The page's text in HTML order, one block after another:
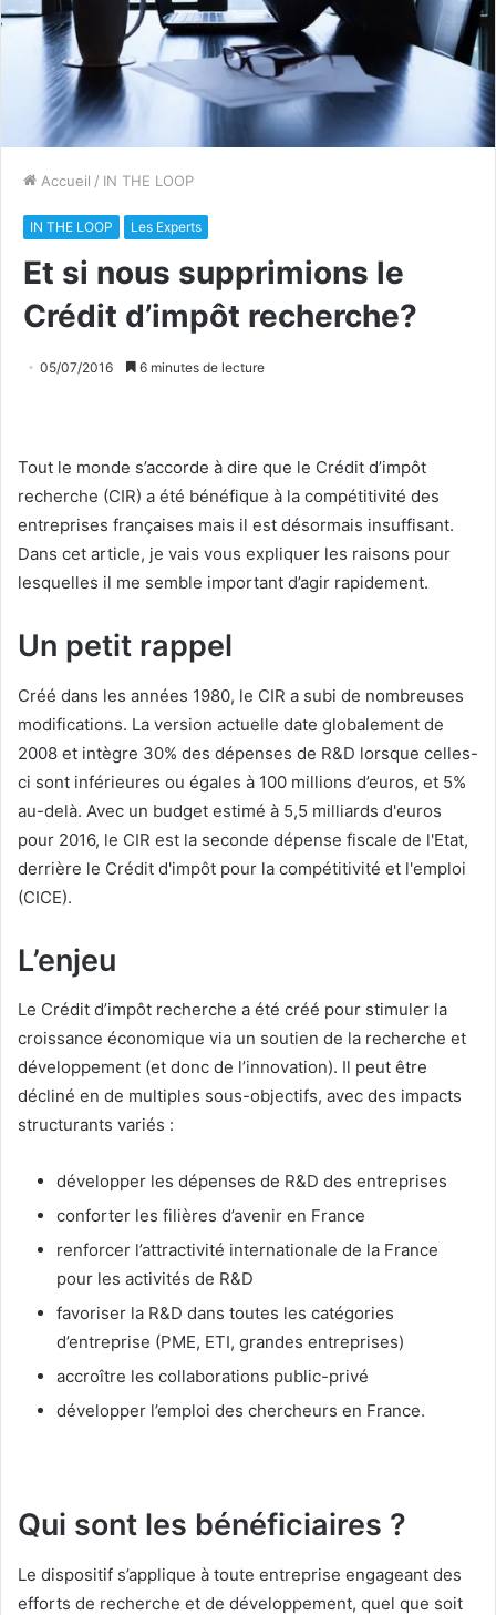
Accueil / IN THE LOOP
IN THE LOOP Les Experts
Et si nous supprimions le
Crédit d’impôt recherche?
05/07/2016 6 minutes de lecture
Tout le monde s’accorde à dire que le Crédit d’impôt
recherche (CIR) a été bénéfique à la compétitivité des
entreprises françaises mais il est désormais insuffisant.
Dans cet article, je vais vous expliquer les raisons pour
lesquelles il me semble important d’agir rapidement.
Un petit rappel
Créé dans les années 1980, le CIR a subi de nombreuses
modifications. La version actuelle date globalement de
2008 et intègre 30% des dépenses de R&D lorsque celles-
ci sont inférieures ou égales à 100 millions d’euros, et 5%
au-delà. Avec un budget estimé à 5,5 milliards d'euros
pour 2016, le CIR est la seconde dépense fiscale de l'Etat,
derrière le Crédit d'impôt pour la compétitivité et l'emploi
(CICE).
L’enjeu
Le Crédit d’impôt recherche a été créé pour stimuler la
croissance économique via un soutien de la recherche et
développement (et donc de l’innovation). Il peut être
décliné en de multiples sous-objectifs, avec des impacts
structurants variés :
développer les dépenses de R&D des entreprises
conforter les filières d’avenir en France
renforcer l’attractivité internationale de la France
pour les activités de R&D
favoriser la R&D dans toutes les catégories
d’entreprise (PME, ETI, grandes entreprises)
accroître les collaborations public-privé
développer l’emploi des chercheurs en France.
Qui sont les bénéficiaires ?
Le dispositif s’applique à toute entreprise engageant des
efforts de recherche et de développement, quel que soit